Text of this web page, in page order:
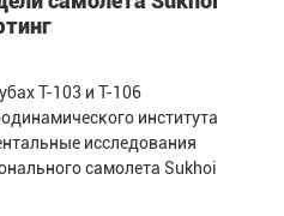
Т-103 и Т-106
института
исследования
самолета Sukhoi